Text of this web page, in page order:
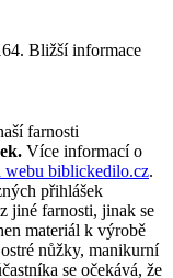
Bližší informace
farnosti
Více informací o
webu biblickedilo.cz.
přihlášek
jiné farnosti, jinak se
materiál k výrobě
nůžky, manikurní
se očekává, že